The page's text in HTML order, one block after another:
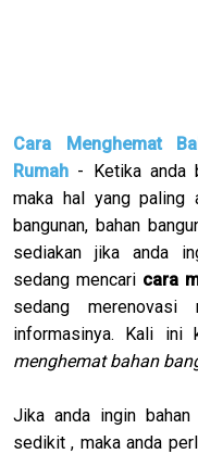
Cara Menghemat
Rumah - Ketika anda
maka hal yang paling
bangunan, bahan
sediakan jika anda
sedang mencari cara
sedang
informasinya. Kali ini
menghemat bahan
Jika anda ingin bahan
sedikit , maka anda